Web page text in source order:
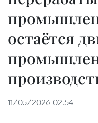
остаётся
11/05/2026 02:54